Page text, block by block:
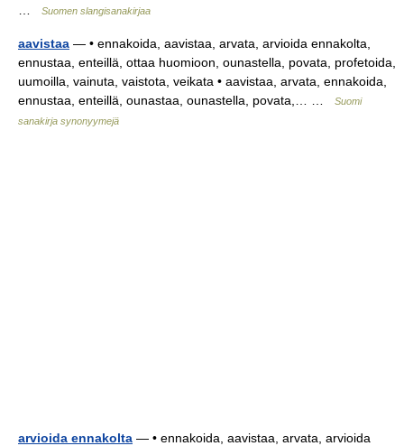
Suomen slangisanakirjaa
aavistaa — • ennakoida, aavistaa, arvata, arvioida ennakolta,
ennustaa, enteillä, ottaa huomioon, ounastella, povata, profetoida,
uumoilla, vainuta, vaistota, veikata • aavistaa, arvata, ennakoida,
ennustaa, enteillä, ounastaa, ounastella, povata,… …
Suomi
sanakirja synonyymejä
arvioida ennakolta — • ennakoida, aavistaa, arvata, arvioida